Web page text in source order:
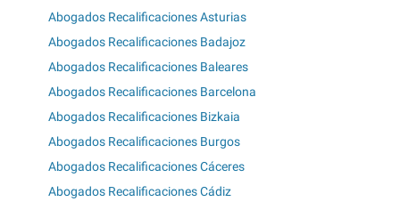
Abogados Recalificaciones Asturias
Abogados Recalificaciones Badajoz
Abogados Recalificaciones Baleares
Abogados Recalificaciones Barcelona
Abogados Recalificaciones Bizkaia
Abogados Recalificaciones Burgos
Abogados Recalificaciones Cáceres
Abogados Recalificaciones Cádiz